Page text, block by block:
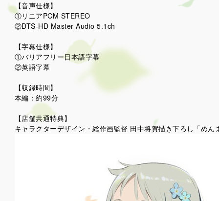
【音声仕様】
①リニアPCM STEREO
②DTS-HD Master Audio 5.1ch
【字幕仕様】
①バリアフリー日本語字幕
②英語字幕
【収録時間】
本編：約99分
【店舗共通特典】
キャラクターデザイン・総作画監督 田中将賀描き下ろし「めん